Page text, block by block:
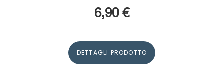
6,90 €
DETTAGLI PRODOTTO